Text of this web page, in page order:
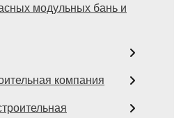
модульных бань и
компания